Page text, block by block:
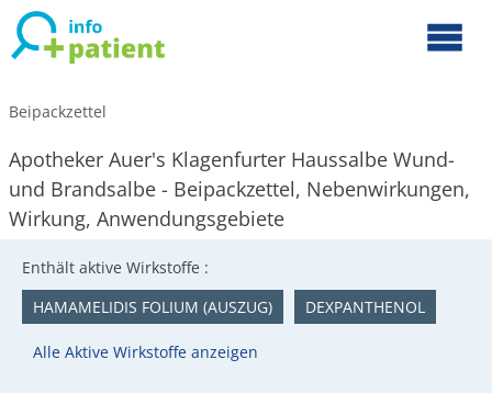
Beipackzettel
Apotheker Auer's Klagenfurter Haussalbe Wund-
und Brandsalbe - Beipackzettel, Nebenwirkungen,
Wirkung, Anwendungsgebiete
Enthält aktive Wirkstoffe :
HAMAMELIDIS FOLIUM (AUSZUG)
DEXPANTHENOL
Alle Aktive Wirkstoffe anzeigen